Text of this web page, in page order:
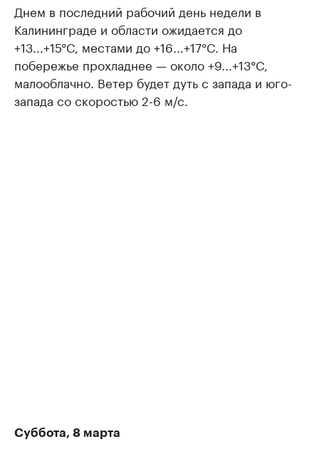
Днем в последний рабочий день недели в
Калининграде и области ожидается до
+13...+15°C, местами до +16...+17°C. На
побережье прохладнее — около +9...+13°C,
малооблачно. Ветер будет дуть с запада и юго-
запада со скоростью 2-6 м/с.
Суббота, 8 марта